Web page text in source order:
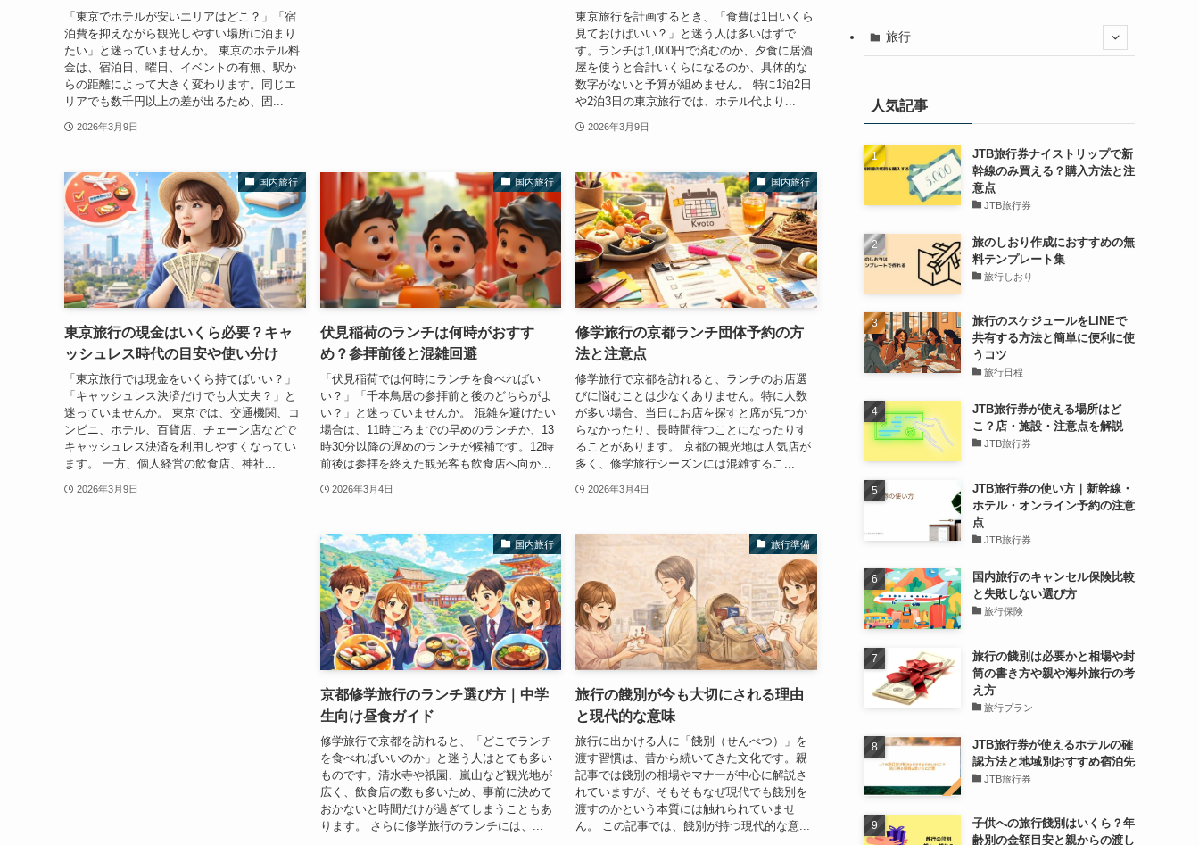
「東京でホテルが安いエリアはどこ？」「宿
泊費を抑えながら観光しやすい場所に泊まり
たい」と迷っていませんか。 東京のホテル料
金は、宿泊日、曜日、イベントの有無、駅か
らの距離によって大きく変わります。同じエ
リアでも数千円以上の差が出るため、固...
2026年3月9日
東京旅行を計画するとき、「食費は1日いくら
見ておけばいい？」と迷う人は多いはずで
す。ランチは1,000円で済むのか、夕食に居酒
屋を使うと合計いくらになるのか、具体的な
数字がないと予算が組めません。 特に1泊2日
や2泊3日の東京旅行では、ホテル代より...
2026年3月9日
国内旅行
東京旅行の現金はいくら必要？キャ
ッシュレス時代の目安や使い分け
「東京旅行では現金をいくら持てばいい？」
「キャッシュレス決済だけでも大丈夫？」と
迷っていませんか。 東京では、交通機関、コ
ンビニ、ホテル、百貨店、チェーン店などで
キャッシュレス決済を利用しやすくなってい
ます。 一方、個人経営の飲食店、神社...
2026年3月9日
国内旅行
伏見稲荷のランチは何時がおすす
め？参拝前後と混雑回避
「伏見稲荷では何時にランチを食べればい
い？」「千本鳥居の参拝前と後のどちらがよ
い？」と迷っていませんか。 混雑を避けたい
場合は、11時ごろまでの早めのランチか、13
時30分以降の遅めのランチが候補です。12時
前後は参拝を終えた観光客も飲食店へ向か...
2026年3月4日
国内旅行
修学旅行の京都ランチ団体予約の方
法と注意点
修学旅行で京都を訪れると、ランチのお店選
びに悩むことは少なくありません。特に人数
が多い場合、当日にお店を探すと席が見つか
らなかったり、長時間待つことになったりす
ることがあります。 京都の観光地は人気店が
多く、修学旅行シーズンには混雑するこ...
2026年3月4日
国内旅行
京都修学旅行のランチ選び方｜中学
生向け昼食ガイド
修学旅行で京都を訪れると、「どこでランチ
を食べればいいのか」と迷う人はとても多い
ものです。清水寺や祇園、嵐山など観光地が
広く、飲食店の数も多いため、事前に決めて
おかないと時間だけが過ぎてしまうこともあ
ります。 さらに修学旅行のランチには、...
旅行準備
旅行の餞別が今も大切にされる理由
と現代的な意味
旅行に出かける人に「餞別（せんべつ）」を
渡す習慣は、昔から続いてきた文化です。親
記事では餞別の相場やマナーが中心に解説さ
れていますが、そもそもなぜ現代でも餞別を
渡すのかという本質には触れられていませ
ん。 この記事では、餞別が持つ現代的な意...
旅行
人気記事
JTB旅行券ナイストリップで新
幹線のみ買える？購入方法と注
意点
JTB旅行券
旅のしおり作成におすすめの無
料テンプレート集
旅行しおり
旅行のスケジュールをLINEで
共有する方法と簡単に便利に使
うコツ
旅行日程
JTB旅行券が使える場所はど
こ？店・施設・注意点を解説
JTB旅行券
JTB旅行券の使い方｜新幹線・
ホテル・オンライン予約の注意
点
JTB旅行券
国内旅行のキャンセル保険比較
と失敗しない選び方
旅行保険
旅行の餞別は必要かと相場や封
筒の書き方や親や海外旅行の考
え方
旅行プラン
JTB旅行券が使えるホテルの確
認方法と地域別おすすめ宿泊先
JTB旅行券
子供への旅行餞別はいくら？年
齢別の金額目安と親からの渡し